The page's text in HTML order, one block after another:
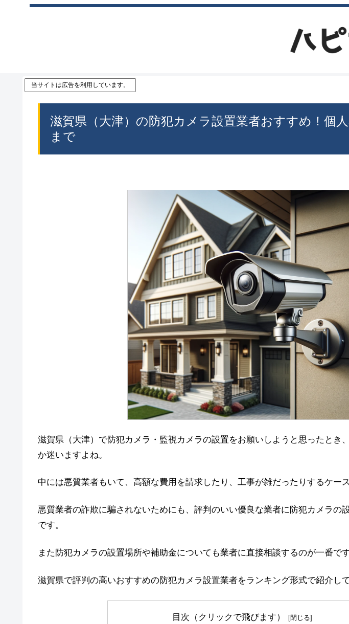
当サイトは広告を利用しています。
滋賀県（大津）の防犯カメラ設置業者おすすめ！個
まで
滋賀県（大津）で防犯カメラ・監視カメラの設置をお願いしようと思ったとき
か迷いますよね。
中には悪質業者もいて、高額な費用を請求したり、工事が雑だったりするケー
悪質業者の詐欺に騙されないためにも、評判のいい優良な業者に防犯カメラの
です。
また防犯カメラの設置場所や補助金についても業者に直接相談するのが一番です
滋賀県で評判の高いおすすめの防犯カメラ設置業者をランキング形式で紹介して
目次（クリックで飛びます）